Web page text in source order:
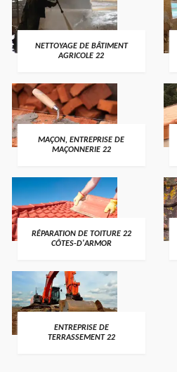
NETTOYAGE DE BÂTIMENT
AGRICOLE 22
MAÇON, ENTREPRISE DE
MAÇONNERIE 22
RÉPARATION DE TOITURE 22
CÔTES-D'ARMOR
ENTREPRISE DE
TERRASSEMENT 22